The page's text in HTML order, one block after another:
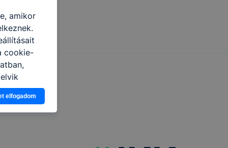
amikor
cookie-
a
elfogadom